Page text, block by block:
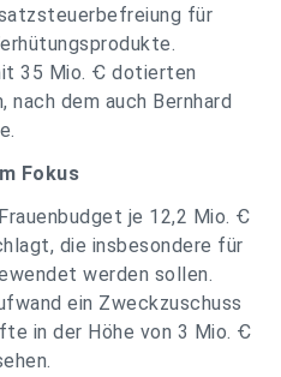
für
35 Mio. Ꞓ dotierten
dem auch Bernhard
Fokus
je 12,2 Mio. Ꞓ
die insbesondere für
werden sollen.
ein Zweckzuschuss
in der Höhe von 3 Mio. Ꞓ